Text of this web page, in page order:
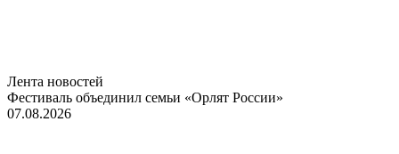
Лента новостей
Фестиваль объединил семьи «Орлят России»
07.08.2026